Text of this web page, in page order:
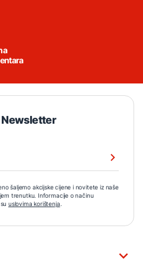
Newsletter
šaljemo akcijske cijene i novitete iz naše
trenutku. Informacije o načinu
uslovima korištenja.